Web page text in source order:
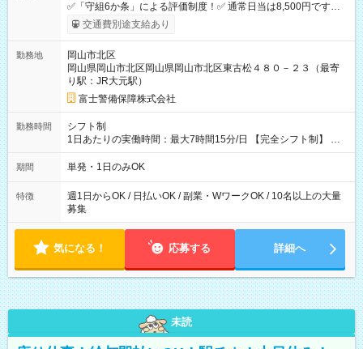
✅「守組6か条」による評価制度！✅ 通常日当は8,500円ですが
上記評価制度により「S級隊員」と認定されれば10,000円の日当
を支給します。 (1)上記勤務者が交通2級資格者の場合10,000円
14,375円 (3)上記現場が日祝深夜の場合 17,250円 (4)上記勤務
者が現場までの運転者の場合17,250+200円＝17,450円 -----------
------------------------------- *最高日当額 17,450円* （実働時間5
時間の場合、時給3,490円） ------------------------------------------ よ
り上位の資格取得やリーダー手当を取得すると ”さらに”加算さ
れます！ ※日当支給時振込手数料等は一切ありません。 【試用
期間】試用期間なし
交通費別途支給あり
勤務地
岡山市北区
岡山県岡山市北区岡山県岡山市北区東古松４８０－２３（最寄
り駅：JR大元駅）
富士警備保障株式会社
勤務時間
シフト制
1日あたりの実働時間：最大7時間15分/日 【完全シフト制】 例
(1) 8：00~17:00（休憩１h） 例(2) 13:00~16:00（早上がりでも
全額支給！） 例(3) 21:00~5:00（夜勤なら日当1.25倍！！）
期間 単発・1日のみOK
特徴
週1日からOK / 日払いOK / 副業・WワークOK / 10名以上の大量
募集
気になる！ 応募する 詳細へ
未読